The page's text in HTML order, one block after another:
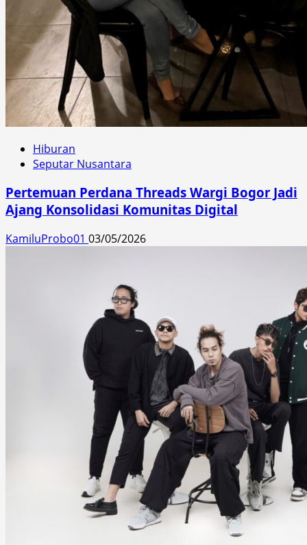
Hiburan
Seputar Nusantara
Pertemuan Perdana Threads Wargi Bogor Jadi
Ajang Konsolidasi Komunitas Digital
KamiluProbo01 03/05/2026